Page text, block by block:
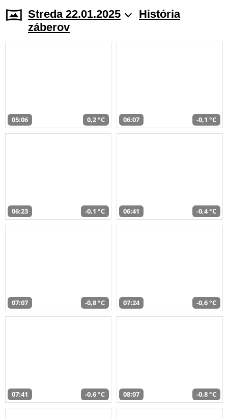
Streda 22.01.2025
História
záberov
05:06 0,2 °C 06:07 -0,1 °C
06:23 -0,1 °C 06:41 -0,4 °C
07:07 -0,8 °C 07:24 -0,6 °C
07:41 -0,6 °C 08:07 -0,8 °C